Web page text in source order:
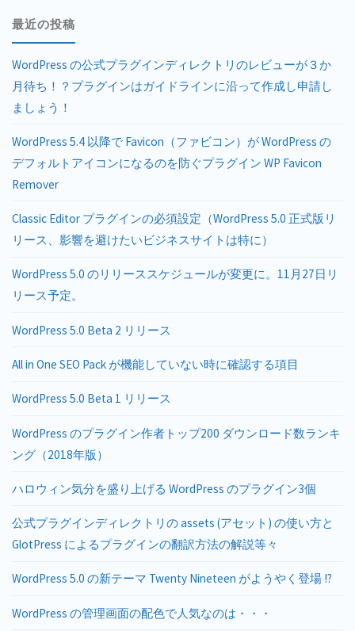
最近の投稿
WordPress の公式プラグインディレクトリのレビューが３か
月待ち！？プラグインはガイドラインに沿って作成し申請し
ましょう！
WordPress 5.4 以降で Favicon（ファビコン）が WordPress の
デフォルトアイコンになるのを防ぐプラグイン WP Favicon
Remover
Classic Editor プラグインの必須設定（WordPress 5.0 正式版リ
リース、影響を避けたいビジネスサイトは特に）
WordPress 5.0 のリリーススケジュールが変更に。11月27日リ
リース予定。
WordPress 5.0 Beta 2 リリース
All in One SEO Pack が機能していない時に確認する項目
WordPress 5.0 Beta 1 リリース
WordPress のプラグイン作者トップ200 ダウンロード数ランキ
ング（2018年版）
ハロウィン気分を盛り上げる WordPress のプラグイン3個
公式プラグインディレクトリの assets (アセット) の使い方と
GlotPress によるプラグインの翻訳方法の解説等々
WordPress 5.0 の新テーマ Twenty Nineteen がようやく登場 !?
WordPress の管理画面の配色で人気なのは・・・